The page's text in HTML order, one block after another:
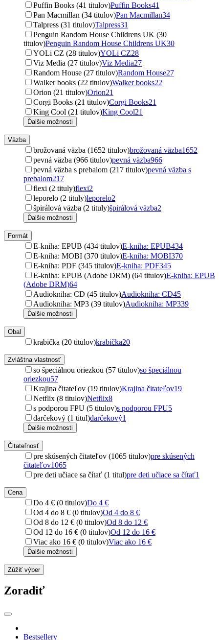
Puffin Books (41 titulov)Puffin Books41
Pan Macmillan (34 titulov)Pan Macmillan34
Talpress (31 titulov)Talpress31
Penguin Random House Childrens UK (30
titulov)Penguin Random House Childrens UK30
YOLi CZ (28 titulov)YOLi CZ28
Viz Media (27 titulov)Viz Media27
Random House (27 titulov)Random House27
Walker books (22 titulov)Walker books22
Orion (21 titulov)Orion21
Corgi Books (21 titulov)Corgi Books21
King Cool (21 titulov)King Cool21
Ďalšie možnosti
Väzba
brožovaná väzba (1652 titulov)brožovaná väzba1652
pevná väzba (966 titulov)pevná väzba966
pevná väzba s prebalom (217 titulov)pevná väzba s
prebalom217
flexi (2 tituly)flexi2
leporelo (2 tituly)leporelo2
špirálová väzba (2 tituly)špirálová väzba2
Ďalšie možnosti
Formát
E-kniha: EPUB (434 titulov)E-kniha: EPUB434
E-kniha: MOBI (370 titulov)E-kniha: MOBI370
E-kniha: PDF (345 titulov)E-kniha: PDF345
E-kniha: EPUB (Adobe DRM) (64 titulov)E-kniha: EPUB
(Adobe DRM)64
Audiokniha: CD (45 titulov)Audiokniha: CD45
Audiokniha: MP3 (39 titulov)Audiokniha: MP339
Ďalšie možnosti
Obal
krabička (20 titulov)krabička20
Zvláštna vlastnosť
so špeciálnou oriezkou (57 titulov)so špeciálnou
oriezkou57
Krajina čitateľov (19 titulov)Krajina čitateľov19
Netflix (8 titulov)Netflix8
s podporou FPU (5 titulov)s podporou FPU5
darčekový (1 titul)darčekový1
Ďalšie možnosti
Čitateľnosť
pre skúsených čitateľov (1065 titulov)pre skúsených
čitateľov1065
pre deti učiace sa čítať (1 titul)pre deti učiace sa čítať1
Cena
Do 4 € (0 titulov)Do 4 €
Od 4 do 8 € (0 titulov)Od 4 do 8 €
Od 8 do 12 € (0 titulov)Od 8 do 12 €
Od 12 do 16 € (0 titulov)Od 12 do 16 €
Viac ako 16 € (0 titulov)Viac ako 16 €
Ďalšie možnosti
Zúžiť výber
Zoradiť
Bestsellery